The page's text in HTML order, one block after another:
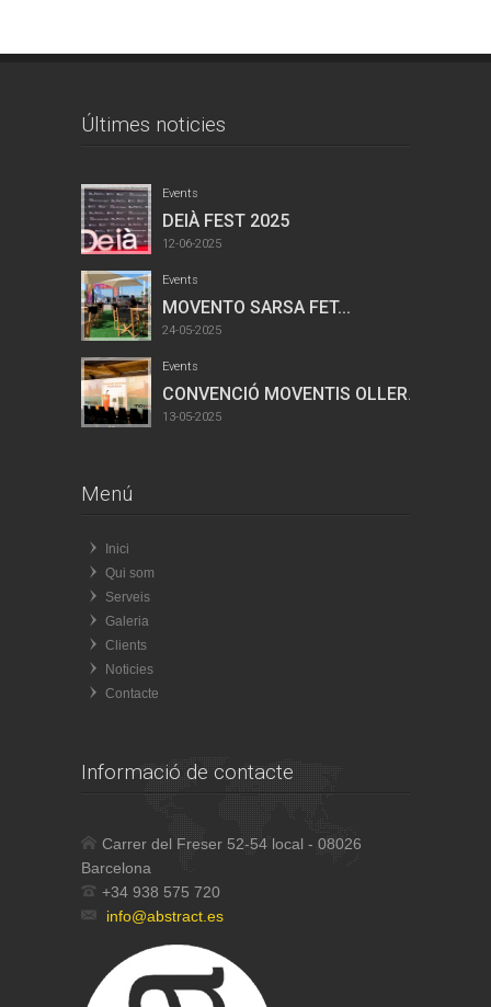
Últimes noticies
Events
DEIÀ FEST 2025
12-06-2025
Events
MOVENTO SARSA FET...
24-05-2025
Events
CONVENCIÓ MOVENTIS OLLER...
13-05-2025
Menú
Inici
Qui som
Serveis
Galeria
Clients
Noticies
Contacte
Informació de contacte
Carrer del Freser 52-54 local - 08026
Barcelona
+34 938 575 720
info@abstract.es